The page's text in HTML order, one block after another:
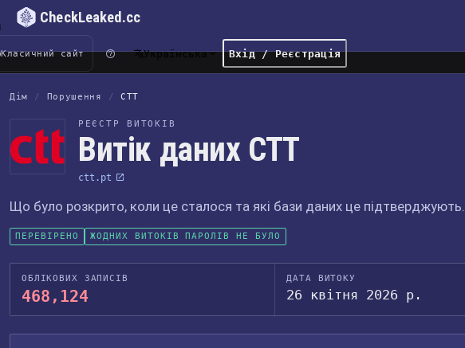
CheckLeaked.cc
Класичний сайт Українська Вхід / Реєстрація
Дім / Порушення / CTT
РЕЄСТР ВИТОКІВ
Витік даних CTT
ctt.pt
Що було розкрито, коли це сталося та які бази даних це підтверджують.
ПЕРЕВІРЕНО ЖОДНИХ ВИТОКІВ ПАРОЛІВ НЕ БУЛО
ОБЛІКОВИХ ЗАПИСІВ
468,124
ДАТА ВИТОКУ
26 квітня 2026 р.